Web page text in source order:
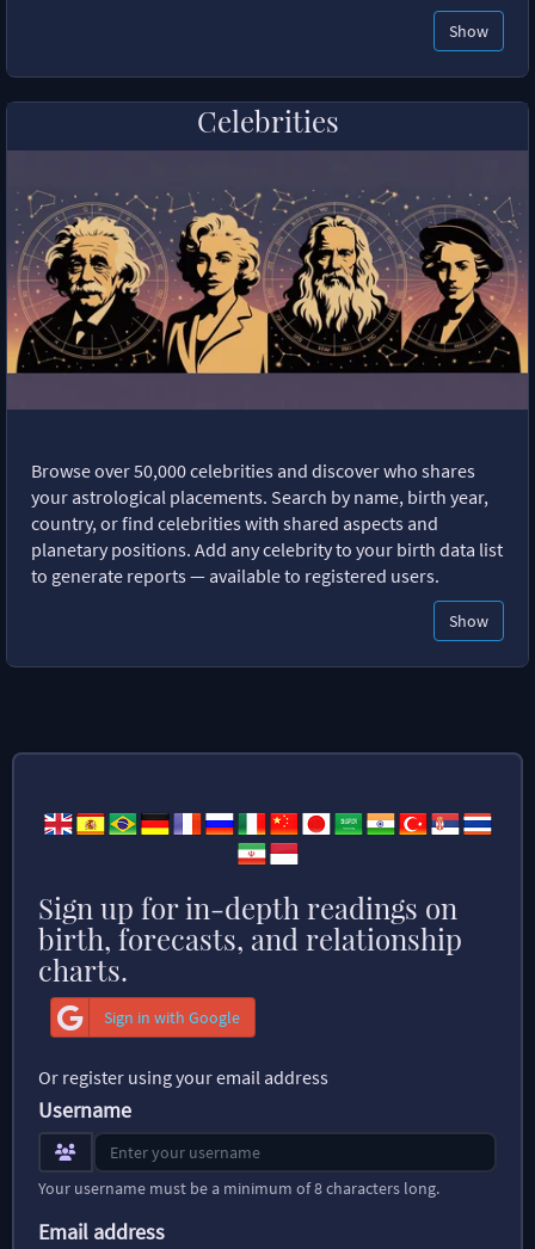
Show
Celebrities
Browse over 50,000 celebrities and discover who shares
your astrological placements. Search by name, birth year,
country, or find celebrities with shared aspects and
planetary positions. Add any celebrity to your birth data list
to generate reports — available to registered users.
Show
Sign up for in-depth readings on
birth, forecasts, and relationship
charts.
Sign in with Google
Or register using your email address
Username
Your username must be a minimum of 8 characters long.
Email address